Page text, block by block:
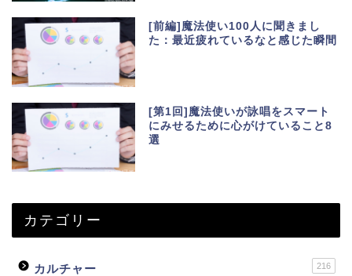
[前編]魔法使い100人に聞きまし
た：最近疲れているなと感じた瞬間
[第1回]魔法使いが詠唱をスマート
にみせるために心がけていること8
選
カテゴリー
カルチャー 216